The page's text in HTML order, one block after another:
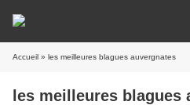
Accueil » les meilleures blagues auvergnates
les meilleures blagues